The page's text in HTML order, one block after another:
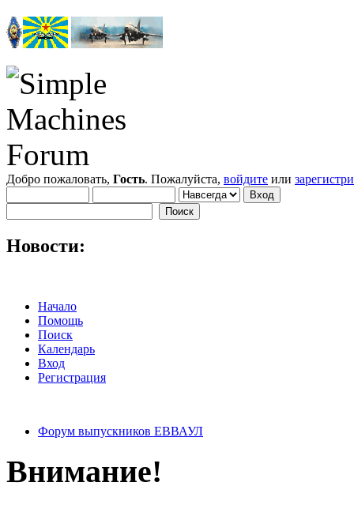
Добро пожаловать, Гость. Пожалуйста, войдите или
Новости:
Начало
Помощь
Поиск
Календарь
Вход
Регистрация
Форум выпускников ЕВВАУЛ
Внимание!